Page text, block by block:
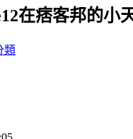
在痞客邦的小
類